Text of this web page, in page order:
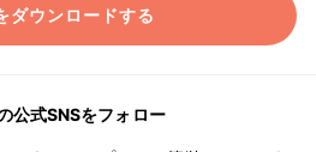
ダウンロードする
公式SNSをフォロー